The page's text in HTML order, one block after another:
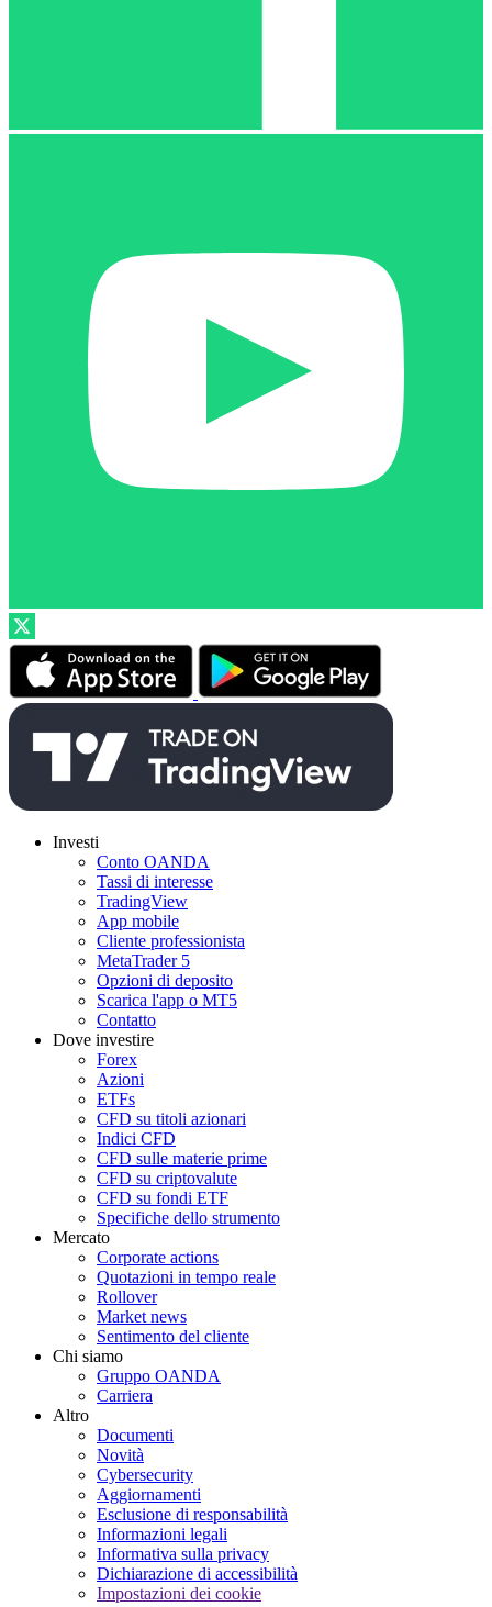
Investi
Conto OANDA
Tassi di interesse
TradingView
App mobile
Cliente professionista
MetaTrader 5
Opzioni di deposito
Scarica l'app o MT5
Contatto
Dove investire
Forex
Azioni
ETFs
CFD su titoli azionari
Indici CFD
CFD sulle materie prime
CFD su criptovalute
CFD su fondi ETF
Specifiche dello strumento
Mercato
Corporate actions
Quotazioni in tempo reale
Rollover
Market news
Sentimento del cliente
Chi siamo
Gruppo OANDA
Carriera
Altro
Documenti
Novità
Cybersecurity
Aggiornamenti
Esclusione di responsabilità
Informazioni legali
Informativa sulla privacy
Dichiarazione di accessibilità
Impostazioni dei cookie